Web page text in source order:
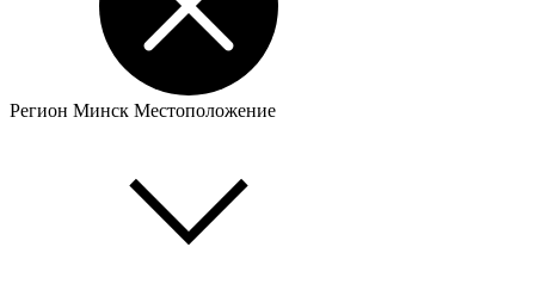
Регион Минск Местоположение